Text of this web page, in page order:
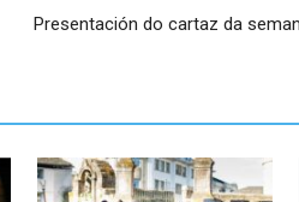
Presentación do cartaz da